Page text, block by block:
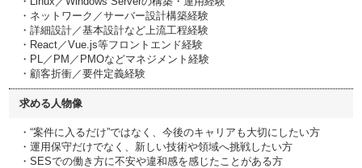
・ネットワーク／サーバー設計構築経験
・詳細設計／基本設計など上流工程経験
・React／Vue.js等フロントエンド経験
・PL／PM／PMOなどマネジメント経験
・顧客折衝／要件定義経験
求める人物像
・“案件に入るだけ”ではなく、今後のキャリアも大切にしたい方
・運用保守だけでなく、新しい技術や領域へ挑戦したい方
・SESでの働き方に不安や違和感を感じたことがある方